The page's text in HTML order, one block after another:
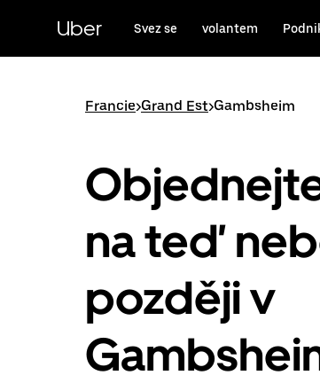
obsah
Uber Svez se volantem
Francie>Grand Est>Gambsheim
na teď
později v